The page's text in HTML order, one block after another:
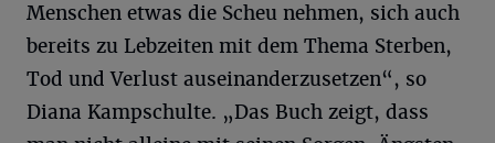
Menschen etwas die Scheu nehmen, sich auch
bereits zu Lebzeiten mit dem Thema Sterben,
Tod und Verlust auseinanderzusetzen“, so
Diana Kampschulte. „Das Buch zeigt, dass